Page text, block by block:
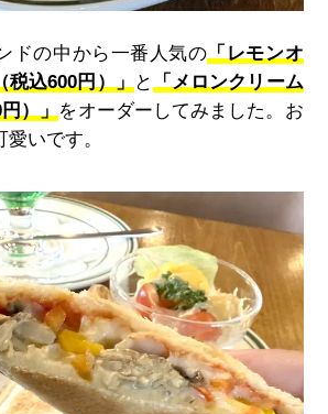
ドの中から一番人気の 「レモンオ
込600円）」
と
「メロンクリーム
）」 をオーダーしてみました。お
いです。